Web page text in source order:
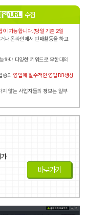
일/URL 수집
이 가능합니다.(당일 기준 2일
나 온라인에서 판매활동을 하고
하며 다양한 키워드로 무한대의
종의 영업에 필수적인 영업DB생성
지 않는 사업자들의 정보는 일부
바로가기